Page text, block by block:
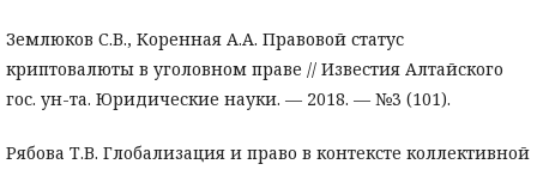
Землюков С.В., Коренная А.А. Правовой статус
криптовалюты в уголовном праве // Известия Алтайского
гос. ун-та. Юридические науки. — 2018. — №3 (101).
Рябова Т.В. Глобализация и право в контексте коллективной